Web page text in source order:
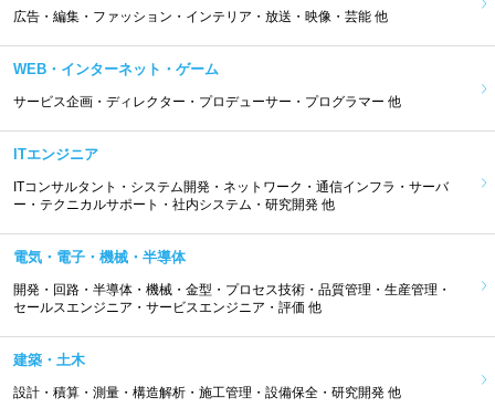
広告・編集・ファッション・インテリア・放送・映像・芸能 他
WEB・インターネット・ゲーム
サービス企画・ディレクター・プロデューサー・プログラマー 他
ITエンジニア
ITコンサルタント・システム開発・ネットワーク・通信インフラ・サーバ
ー・テクニカルサポート・社内システム・研究開発 他
電気・電子・機械・半導体
開発・回路・半導体・機械・金型・プロセス技術・品質管理・生産管理・
セールスエンジニア・サービスエンジニア・評価 他
建築・土木
設計・積算・測量・構造解析・施工管理・設備保全・研究開発 他